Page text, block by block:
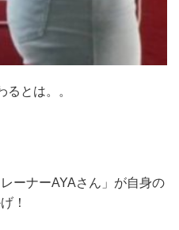
るとは。。
ーナーAYAさん」が自身の
！